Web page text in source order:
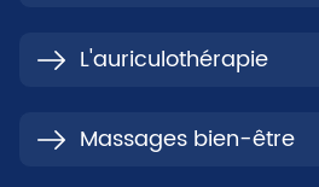
L'auriculothérapie
Massages bien-être